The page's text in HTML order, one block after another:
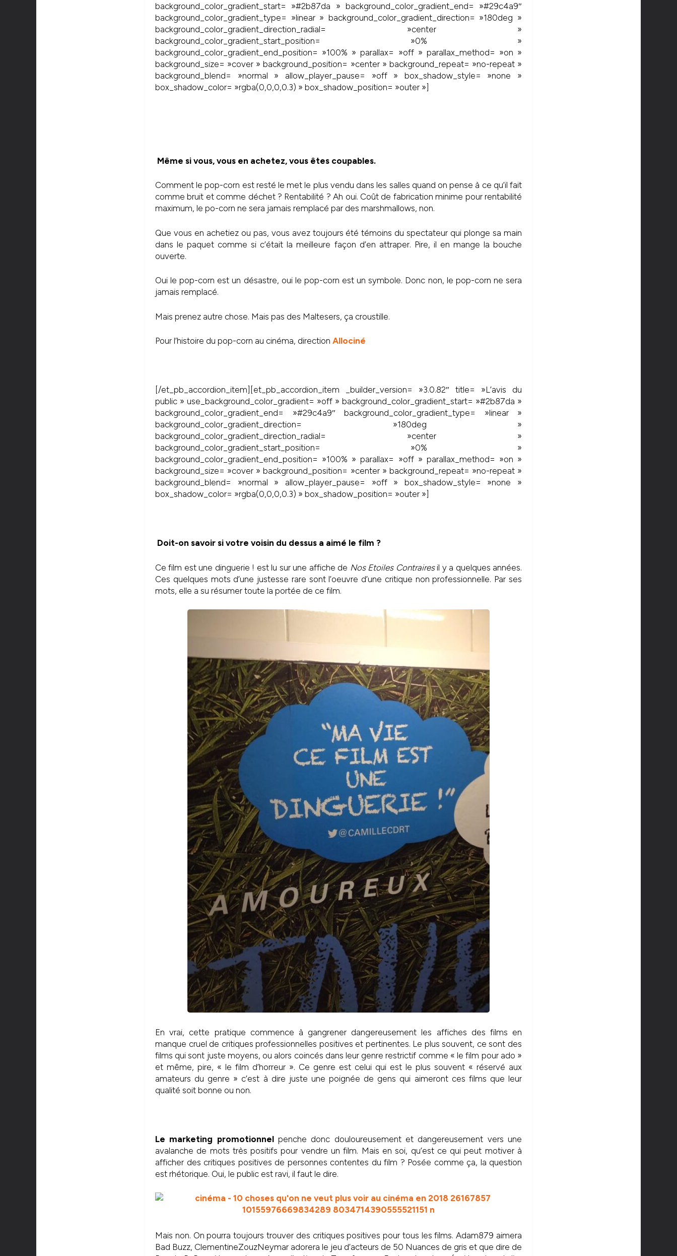
background_color_gradient_start= »#2b87da » background_color_gradient_end= »#29c4a9″
background_color_gradient_type= »linear » background_color_gradient_direction= »180deg »
background_color_gradient_direction_radial= »center »
background_color_gradient_start_position= »0% »
background_color_gradient_end_position= »100% » parallax= »off » parallax_method= »on »
background_size= »cover » background_position= »center » background_repeat= »no-repeat »
background_blend= »normal » allow_player_pause= »off » box_shadow_style= »none »
box_shadow_color= »rgba(0,0,0,0.3) » box_shadow_position= »outer »]
Même si vous, vous en achetez, vous êtes coupables.
Comment le pop-corn est resté le met le plus vendu dans les salles quand on pense à ce qu’il fait
comme bruit et comme déchet ? Rentabilité ? Ah oui. Coût de fabrication minime pour rentabilité
maximum, le po-corn ne sera jamais remplacé par des marshmallows, non.
Que vous en achetiez ou pas, vous avez toujours été témoins du spectateur qui plonge sa main
dans le paquet comme si c’était la meilleure façon d’en attraper. Pire, il en mange la bouche
ouverte.
Oui le pop-corn est un désastre, oui le pop-corn est un symbole. Donc non, le pop-corn ne sera
jamais remplacé.
Mais prenez autre chose. Mais pas des Maltesers, ça croustille.
Pour l’histoire du pop-corn au cinéma, direction Allociné
[/et_pb_accordion_item][et_pb_accordion_item _builder_version= »3.0.82″ title= »L’avis du
public » use_background_color_gradient= »off » background_color_gradient_start= »#2b87da »
background_color_gradient_end= »#29c4a9″ background_color_gradient_type= »linear »
background_color_gradient_direction= »180deg »
background_color_gradient_direction_radial= »center »
background_color_gradient_start_position= »0% »
background_color_gradient_end_position= »100% » parallax= »off » parallax_method= »on »
background_size= »cover » background_position= »center » background_repeat= »no-repeat »
background_blend= »normal » allow_player_pause= »off » box_shadow_style= »none »
box_shadow_color= »rgba(0,0,0,0.3) » box_shadow_position= »outer »]
Doit-on savoir si votre voisin du dessus a aimé le film ?
Ce film est une dinguerie ! est lu sur une affiche de Nos Etoiles Contrairesil y a quelques années.
Ces quelques mots d’une justesse rare sont l’oeuvre d’une critique non professionnelle. Par ses
mots, elle a su résumer toute la portée de ce film.
En vrai, cette pratique commence à gangrener dangereusement les affiches des films en
manque cruel de critiques professionnelles positives et pertinentes. Le plus souvent, ce sont des
films qui sont juste moyens, ou alors coincés dans leur genre restrictif comme « le film pour ado »
et même, pire, « le film d’horreur ». Ce genre est celui qui est le plus souvent « réservé aux
amateurs du genre » c’est à dire juste une poignée de gens qui aimeront ces films que leur
qualité soit bonne ou non.
Le marketing promotionnelpenche donc douloureusement et dangereusement vers une
avalanche de mots très positifs pour vendre un film. Mais en soi, qu’est ce qui peut motiver à
afficher des critiques positives de personnes contentes du film ? Posée comme ça, la question
est rhétorique. Oui, le public est ravi, il faut le dire.
Mais non. On pourra toujours trouver des critiques positives pour tous les films. Adam879 aimera
Bad Buzz, ClementineZouzNeymar adorera le jeu d’acteurs de 50 Nuances de gris et que dire de